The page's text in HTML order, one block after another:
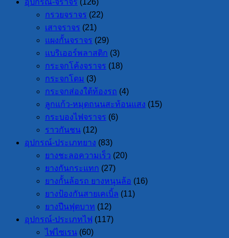
อุปกรณ์-จราจร (126)
กรวยจราจร (22)
เสาจราจร (21)
แผงกั้นจราจร (29)
แบริเออร์พลาสติก (3)
กระจกโค้งจราจร (18)
กระจกโดม (3)
กระจกส่องใต้ท้องรถ (4)
ลูกแก้ว-หมุดถนนสะท้อนแสง (15)
กระบองไฟจราจร (6)
ราวกันชน (12)
อุปกรณ์-ประเภทยาง (83)
ยางชะลอความเร็ว (20)
ยางกันกระแทก (27)
ยางกั้นล้อรถ ยางหนุนล้อ (16)
ยางป้องกันสายเคเบิ้ล (11)
ยางปีนฟุตบาท (12)
อุปกรณ์-ประเภทไฟ (117)
ไฟไซเรน (60)